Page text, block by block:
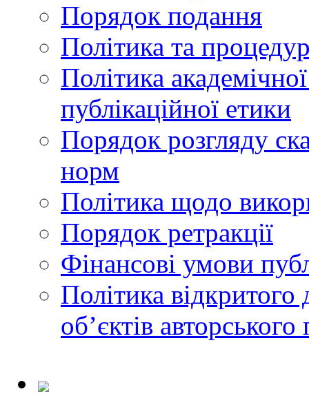
Порядок подання
Політика та
Політика
публікаційної етики
Порядок розгляду
норм
Політика щодо
Порядок ретракції
Фінансові умови
Політика
обʼєктів авторського